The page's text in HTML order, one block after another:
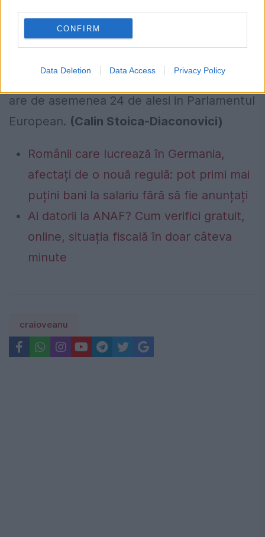
CONFIRM
Data Deletion Data Access Privacy Policy
In prezent, PP detine 148 de locuri din cele
are de asemenea 24 de alesi in Parlamentul
European. (Calin Stoica-Diaconovici)
Românii care lucrează în Germania,
afectați de o nouă regulă: pot primi mai
puțini bani la salariu fără să fie anunțați
Ai datorii la ANAF? Cum verifici gratuit,
online, situația fiscală în doar câteva
minute
craioveanu